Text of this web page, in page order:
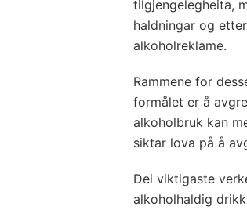
tilgjengelegheita,
haldningar og
alkoholreklame.
Rammene for
formålet er å
alkoholbruk kan
siktar lova på å
Dei viktigaste
alkoholhaldig